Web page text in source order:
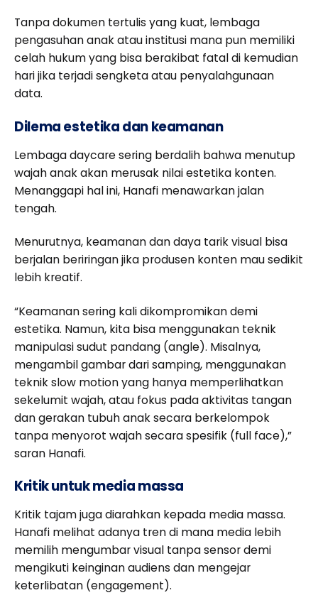
Tanpa dokumen tertulis yang kuat, lembaga
pengasuhan anak atau institusi mana pun memiliki
celah hukum yang bisa berakibat fatal di kemudian
hari jika terjadi sengketa atau penyalahgunaan
data.
Dilema estetika dan keamanan
Lembaga daycare sering berdalih bahwa menutup
wajah anak akan merusak nilai estetika konten.
Menanggapi hal ini, Hanafi menawarkan jalan
tengah.
Menurutnya, keamanan dan daya tarik visual bisa
berjalan beriringan jika produsen konten mau sedikit
lebih kreatif.
“Keamanan sering kali dikompromikan demi
estetika. Namun, kita bisa menggunakan teknik
manipulasi sudut pandang (angle). Misalnya,
mengambil gambar dari samping, menggunakan
teknik slow motion yang hanya memperlihatkan
sekelumit wajah, atau fokus pada aktivitas tangan
dan gerakan tubuh anak secara berkelompok
tanpa menyorot wajah secara spesifik (full face),”
saran Hanafi.
Kritik untuk media massa
Kritik tajam juga diarahkan kepada media massa.
Hanafi melihat adanya tren di mana media lebih
memilih mengumbar visual tanpa sensor demi
mengikuti keinginan audiens dan mengejar
keterlibatan (engagement).